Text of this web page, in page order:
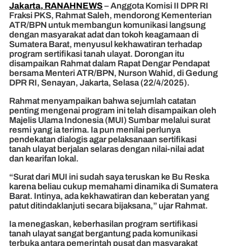
Jakarta, RANAHNEWS – Anggota Komisi II DPR RI
Fraksi PKS, Rahmat Saleh, mendorong Kementerian
ATR/BPN untuk membangun komunikasi langsung
dengan masyarakat adat dan tokoh keagamaan di
Sumatera Barat, menyusul kekhawatiran terhadap
program sertifikasi tanah ulayat. Dorongan itu
disampaikan Rahmat dalam Rapat Dengar Pendapat
bersama Menteri ATR/BPN, Nurson Wahid, di Gedung
DPR RI, Senayan, Jakarta, Selasa (22/4/2025).
Rahmat menyampaikan bahwa sejumlah catatan
penting mengenai program ini telah disampaikan oleh
Majelis Ulama Indonesia (MUI) Sumbar melalui surat
resmi yang ia terima. Ia pun menilai perlunya
pendekatan dialogis agar pelaksanaan sertifikasi
tanah ulayat berjalan selaras dengan nilai-nilai adat
dan kearifan lokal.
“Surat dari MUI ini sudah saya teruskan ke Bu Reska
karena beliau cukup memahami dinamika di Sumatera
Barat. Intinya, ada kekhawatiran dan keberatan yang
patut ditindaklanjuti secara bijaksana,” ujar Rahmat.
Ia menegaskan, keberhasilan program sertifikasi
tanah ulayat sangat bergantung pada komunikasi
terbuka antara pemerintah pusat dan masyarakat